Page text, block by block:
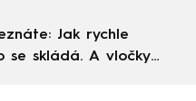
Jak rychle
se skládá. A vločky